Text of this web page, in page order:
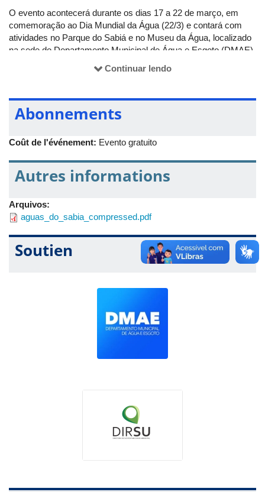
O evento acontecerá durante os dias 17 a 22 de março, em
comemoração ao Dia Mundial da Água (22/3) e contará com
atividades no Parque do Sabiá e no Museu da Água, localizado
na sede do Departamento Municipal de Água e Esgoto (DMAE).
trilha ecológica, palestras e exposição de pesquisas
A professora responsável e encabeçadora do projeto é
Moura Bertolino.
Continuar lendo
Abonnements
Coût de l'événement: Evento gratuito
Autres informations
Arquivos:
aguas_do_sabia_compressed.pdf
Soutien